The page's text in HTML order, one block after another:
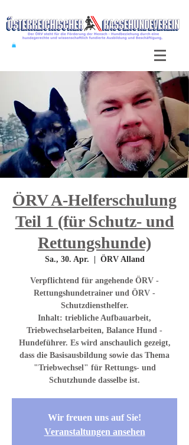
ÖRV A-Helferschulung
Teil 1 (für Schutz- und
Rettungshunde)
Sa., 30. Apr. ÖRV Alland
Verpflichtend für angehende ÖRV -
Rettungshundetrainer und ÖRV -
Schutzdiensthelfer.
Inhalt: triebliche Aufbauarbeit,
Triebwechselarbeiten, Balance Hund -
Hundeführer. Es wird anschaulich gezeigt,
dass die Basisausbildung sowie das Thema
"Triebwechsel" für Rettungs- und
Wir freuen uns auf Sie!
Veranstaltungen ansehen